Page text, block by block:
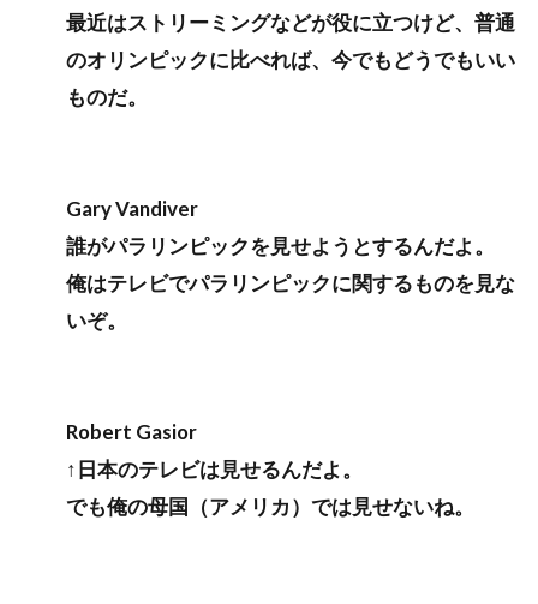
最近はストリーミングなどが役に立つけど、普通
のオリンピックに比べれば、今でもどうでもいい
ものだ。
Gary Vandiver
誰がパラリンピックを見せようとするんだよ。
俺はテレビでパラリンピックに関するものを見な
いぞ。
Robert Gasior
↑日本のテレビは見せるんだよ。
でも俺の母国（アメリカ）では見せないね。